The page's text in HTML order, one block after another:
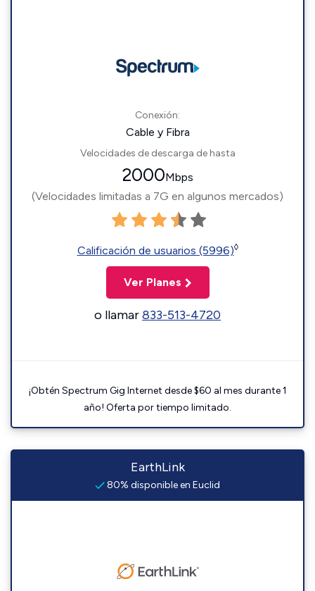
Conexión:
Cable y Fibra
Velocidades de descarga de hasta
2000Mbps
(Velocidades limitadas a 7G en algunos mercados)
Calificación de usuarios (5996)◊
Ver Planes
o llamar833-513-4720
¡Obtén Spectrum Gig Internet desde $60 al mes durante 1
año! Oferta por tiempo limitado.
EarthLink
80% disponible en Euclid